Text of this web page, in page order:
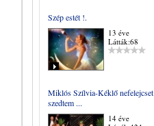
Szép estét !.
13 éve
Látták:68
Miklós Szílvia-Kéklő nefelejcset
szedtem ...
14 éve